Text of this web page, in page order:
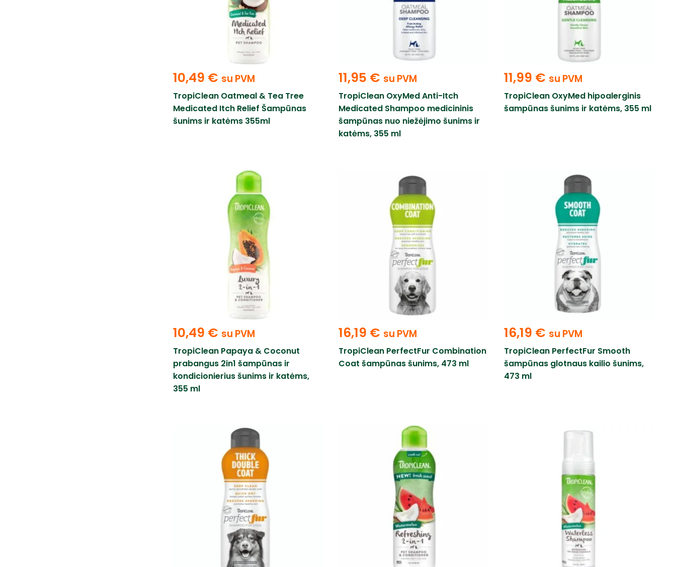
10,49 € su PVM
TropiClean Oatmeal & Tea Tree
Medicated Itch Relief Šampūnas
šunims ir katėms 355ml
11,95 € su PVM
TropiClean OxyMed Anti-Itch
Medicated Shampoo medicininis
šampūnas nuo niežėjimo šunims ir
katėms, 355 ml
11,99 € su PVM
TropiClean OxyMed hipoalerginis
šampūnas šunims ir katėms, 355 ml
10,49 € su PVM
TropiClean Papaya & Coconut
prabangus 2in1 šampūnas ir
kondicionierius šunims ir katėms,
355 ml
16,19 € su PVM
TropiClean PerfectFur Combination
Coat šampūnas šunims, 473 ml
16,19 € su PVM
TropiClean PerfectFur Smooth
šampūnas glotnaus kailio šunims,
473 ml